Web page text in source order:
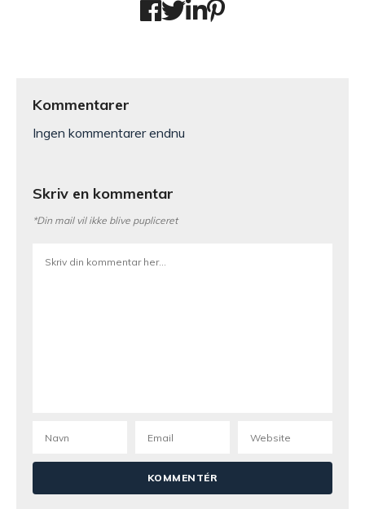
Kommentarer
Ingen kommentarer endnu
Skriv en kommentar
*Din mail vil ikke blive pupliceret